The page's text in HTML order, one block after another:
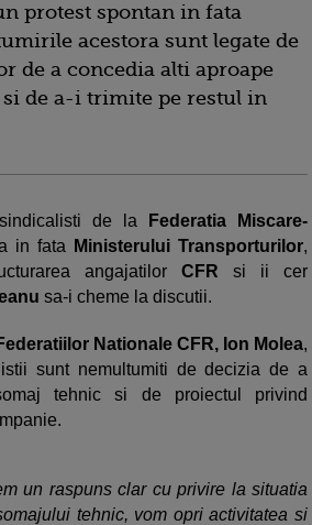
protest spontan in fata
acestora sunt legate de
de a concedia alti aproape
si de a-i trimite pe restul in
de la
Federatia Miscare-
in fata Ministerului Transporturilor,
angajatilor CFR si ii cer
sa-i cheme la discutii.
Nationale CFR, Ion Molea,
sunt nemultumiti de decizia de a
tehnic si de proiectul privind
un raspuns clar cu privire la situatia
tehnic, vom opri activitatea si